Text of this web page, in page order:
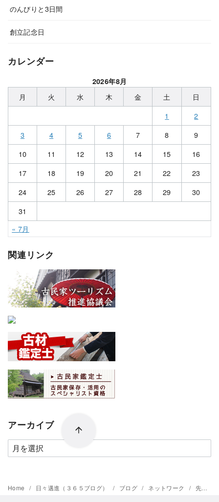
のんびりと3日間
創立記念日
カレンダー
2026年8月
月 火 水 木 金 土
日
1
2
3
4 5 6 7 8
9
10
11 12 13 14 15
16
17
18 19 20 21 22
23
24
25 26 27 28 29
30
31
« 7月
関連リンク
アーカイブ
ア
ー
イ
Home 日々邁進（３６５ブログ） ブログ ネットワーク 先人に感謝する「人間関係」「原点」